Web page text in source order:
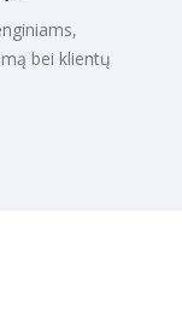
bei klientų